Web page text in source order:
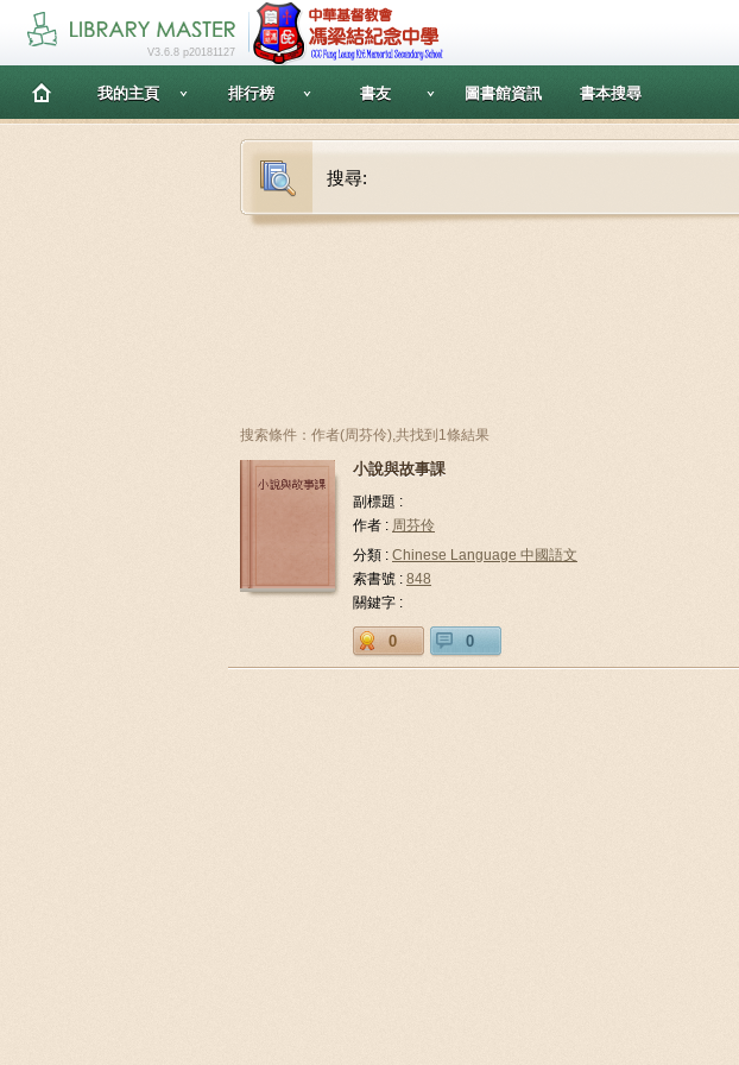
V3.6.8 p20181127
我的主頁 排行榜 書友 圖書館資訊 書本搜尋
搜尋:
搜索條件：作者(周芬伶),共找到1條結果
小說與故事課
副標題 :
作者 : 周芬伶
分類 : Chinese Language 中國語文
索書號 : 848
關鍵字 :
0 0